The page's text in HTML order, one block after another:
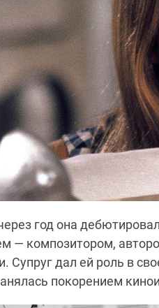
год она
— композитором,
Супруг дал ей роль в
покорением